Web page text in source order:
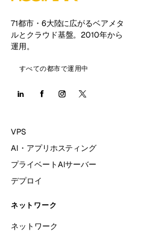
71都市・6大陸に広がるベアメタ
ルとクラウド基盤。2010年から
運用。
すべての都市で運用中
VPS
AI・アプリホスティング
プライベートAIサーバー
デプロイ
ネットワーク
ネットワーク